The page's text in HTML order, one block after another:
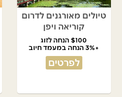
טיולים מאורגנים לדרום
קוריאה ויפן
$100 הנחה לזוג
+3% הנחה במעמד חיוב
לפרטים